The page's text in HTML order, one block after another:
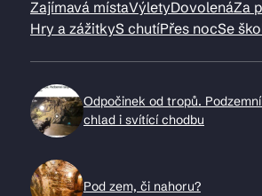
Zajímavá místaVýletyDovolenáZa
Hry a zážitkyS chutíPřes nocSe
Odpočinek od tropů.
chlad i svítící chodbu
Pod zem, či nahoru?